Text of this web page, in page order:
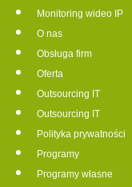
Monitoring wideo IP
O nas
Obsługa firm
Oferta
Outsourcing IT
Outsourcing IT
Polityka prywatności
Programy
Programy własne